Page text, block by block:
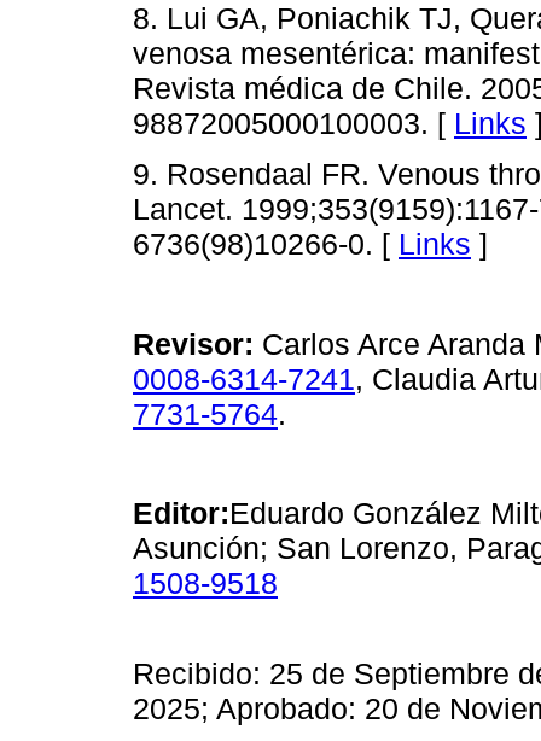
8. Lui GA, Poniachik TJ,
venosa mesentérica:
Revista médica de Chile.
98872005000100003. [ Links
9. Rosendaal FR. Venous
Lancet.
6736(98)10266-0. [ Links ]
Revisor: Carlos Arce
0008-6314-7241 , Claudia
7731-5764.
Editor:Eduardo González
Asunción; San Lorenzo,
1508-9518
Recibido: 25 de Septiembre
2025; Aprobado: 20 de